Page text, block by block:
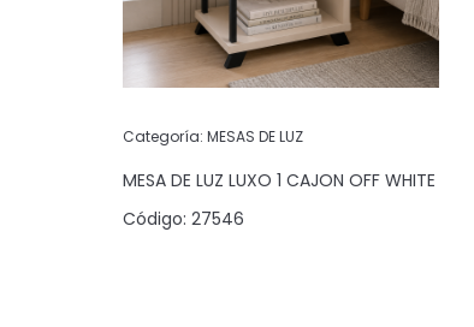
Categoría: MESAS DE LUZ
MESA DE LUZ LUXO 1 CAJON OFF WHITE
Código: 27546